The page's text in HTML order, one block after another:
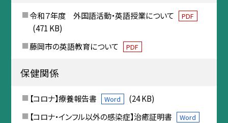
令和７年度 外国語活動・英語授業について PDF
(471 KB)
藤岡市の英語教育について
PDF
保健関係
【コロナ】療養報告書 Word
(24 KB)
【コロナ・インフル以外の感染症】治癒証明書
Word